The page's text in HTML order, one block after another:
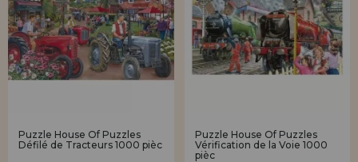
Puzzle House Of Puzzles
Défilé de Tracteurs 1000 pièc
Puzzle House Of Puzzles
Vérification de la Voie 1000
pièc